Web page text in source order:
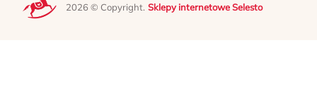
2026 © Copyright. Sklepy internetowe Selesto